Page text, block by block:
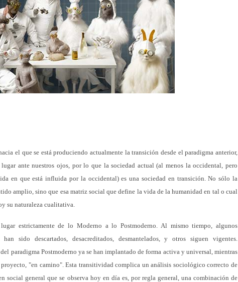
el que se está produciendo actualmente la transición desde el paradigma anterior,
ante nuestros ojos, por lo que la sociedad actual (al menos la occidental, pero
en que está influida por la occidental) es una sociedad en transición. No sólo la
amplio, sino que esa matriz social que define la vida de la humanidad en tal o cual
su naturaleza cualitativa.
estrictamente de lo Moderno a lo Postmoderno. Al mismo tiempo, algunos
sido descartados, desacreditados, desmantelados, y otros siguen vigentes.
paradigma Postmoderno ya se han implantado de forma activa y universal, mientras
proyecto, "en camino". Esta transitividad complica un análisis sociológico correcto de
social general que se observa hoy en día es, por regla general, una combinación de